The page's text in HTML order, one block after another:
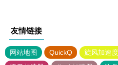
友情链接
网站地图 QuickQ 旋风加速